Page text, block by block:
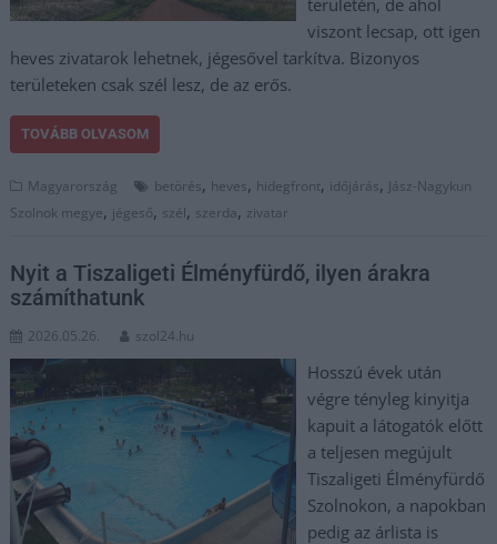
viszont lecsap, ott igen
heves zivatarok lehetnek, jégesővel tarkítva. Bizonyos
területeken csak szél lesz, de az erős.
TOVÁBB OLVASOM
Magyarország betörés, heves, hidegfront, időjárás, Jász-Nagykun
Szolnok megye, jégeső, szél, szerda, zivatar
Nyit a Tiszaligeti Élményfürdő, ilyen árakra
számíthatunk
2026.05.26. szol24.hu
Hosszú évek után
végre tényleg kinyitja
kapuit a látogatók előtt
a teljesen megújult
Tiszaligeti Élményfürdő
Szolnokon, a napokban
pedig az árlista is